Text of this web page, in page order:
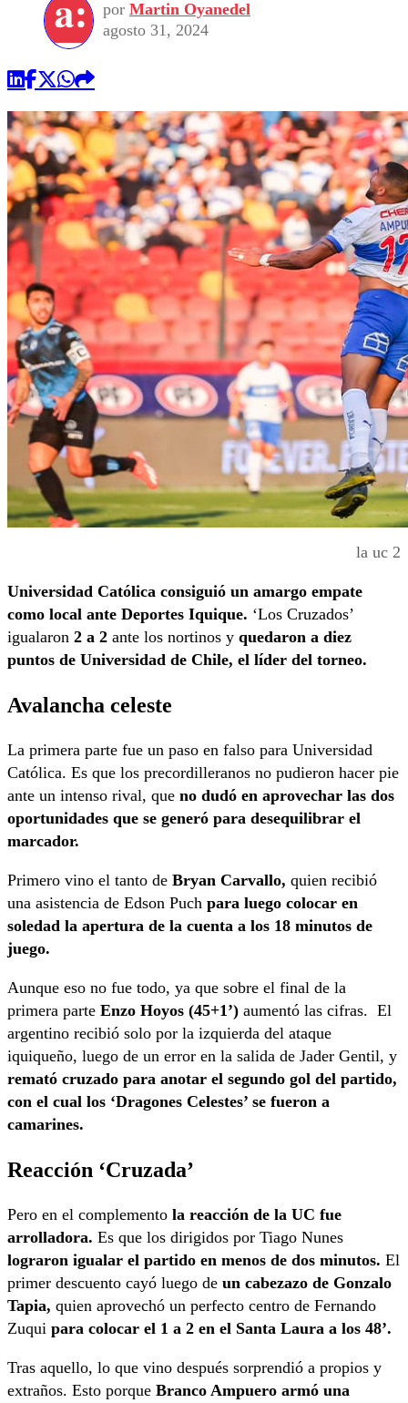
por Martin Oyanedel
agosto 31, 2024
la uc 2
Universidad Católica consiguió un amargo empate
como local ante Deportes Iquique. ‘Los Cruzados’
igualaron 2 a 2 ante los nortinos y quedaron a diez
puntos de Universidad de Chile, el líder del torneo.
Avalancha celeste
La primera parte fue un paso en falso para Universidad
Católica. Es que los precordilleranos no pudieron hacer pie
ante un intenso rival, que no dudó en aprovechar las dos
oportunidades que se generó para desequilibrar el
marcador.
Primero vino el tanto de Bryan Carvallo, quien recibió
una asistencia de Edson Puch para luego colocar en
soledad la apertura de la cuenta a los 18 minutos de
juego.
Aunque eso no fue todo, ya que sobre el final de la
primera parte Enzo Hoyos (45+1’) aumentó las cifras. El
argentino recibió solo por la izquierda del ataque
iquiqueño, luego de un error en la salida de Jader Gentil, y
remató cruzado para anotar el segundo gol del partido,
con el cual los ‘Dragones Celestes’ se fueron a
camarines.
Reacción ‘Cruzada’
Pero en el complemento la reacción de la UC fue
arrolladora. Es que los dirigidos por Tiago Nunes
lograron igualar el partido en menos de dos minutos. El
primer descuento cayó luego de un cabezazo de Gonzalo
Tapia, quien aprovechó un perfecto centro de Fernando
Zuqui para colocar el 1 a 2 en el Santa Laura a los 48’.
Tras aquello, lo que vino después sorprendió a propios y
extraños. Esto porque Branco Ampuero armó una